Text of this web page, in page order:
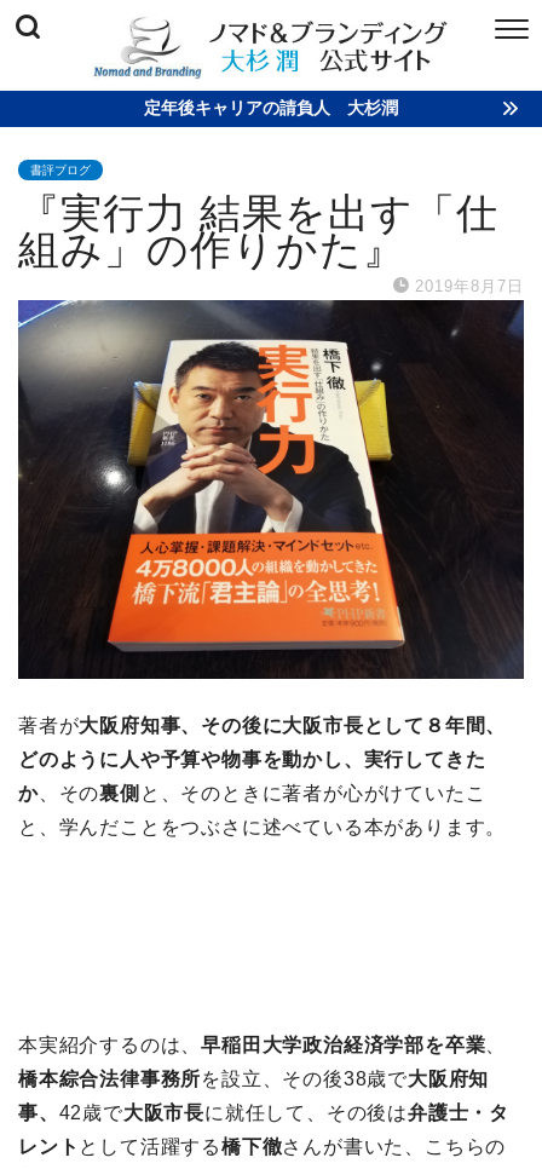
定年後キャリアの請負人 大杉潤
書評ブログ
『実行力 結果を出す「仕
組み」の作りかた』
2019年8月7日
著者が大阪府知事、その後に大阪市長として８年間、
どのように人や予算や物事を動かし、実行してきた
か、その裏側 と、そのときに著者が心がけていたこ
と、学んだことをつぶさに述べている本があります。
本実紹介するのは、早稲田大学政治経済学部を卒業
橋本綜合法律事務所を設立、その後38歳で大阪府知
事、 42歳で大阪市長に就任して、その後は弁護士・タ
レント として活躍する橋下徹さんが書いた、こちらの